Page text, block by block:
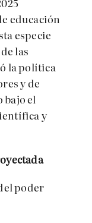
educación
especie
las
la política
y de
bajo el
y
poder